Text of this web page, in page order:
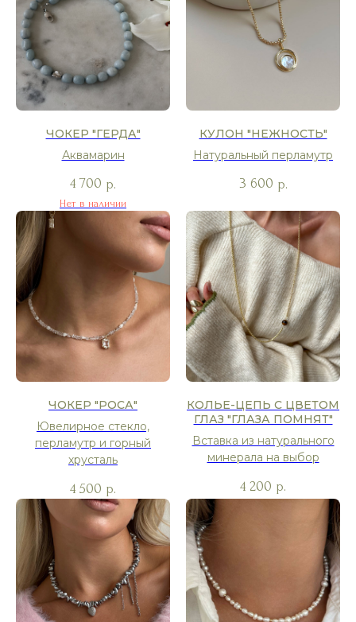
ЧОКЕР "ГЕРДА"
Аквамарин
4 700 р.
Нет в наличии
КУЛОН "НЕЖНОСТЬ"
Натуральный перламутр
3 600 р.
ЧОКЕР "РОСА"
Ювелирное стекло,
перламутр и горный
хрусталь
4 500 р.
КОЛЬЕ-ЦЕПЬ С ЦВЕТОМ
ГЛАЗ "ГЛАЗА ПОМНЯТ"
Вставка из натурального
минерала на выбор
4 200 р.